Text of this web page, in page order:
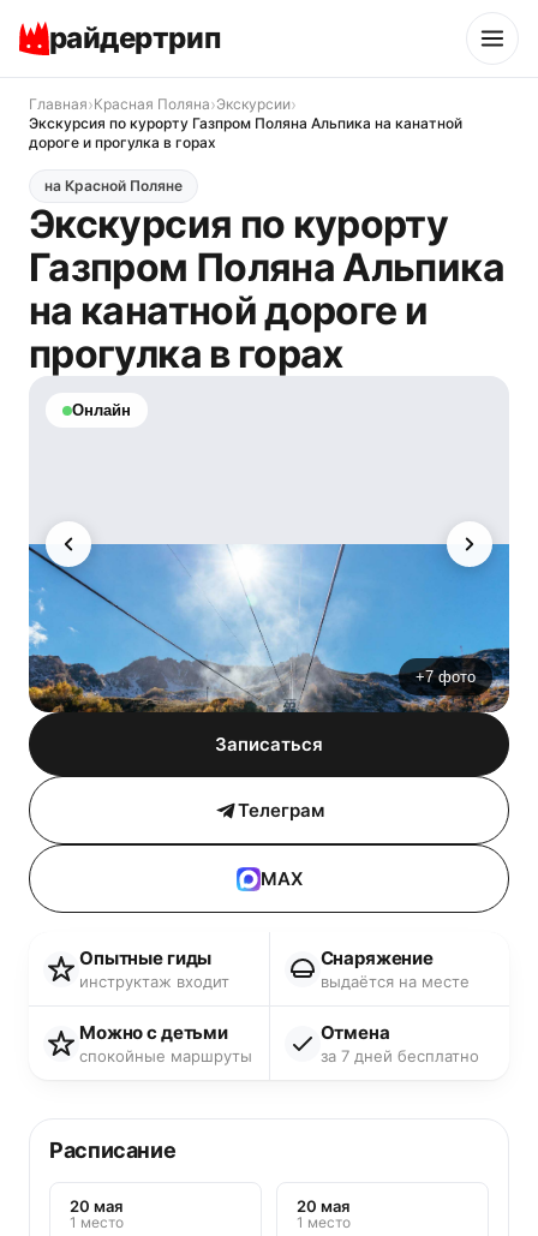
райдертрип
Главная›Красная Поляна›Экскурсии›
Экскурсия по курорту Газпром Поляна Альпика на канатной
дороге и прогулка в горах
на Красной Поляне
Экскурсия по курорту
Газпром Поляна Альпика
на канатной дороге и
прогулка в горах
Записаться
Телеграм
MAX
Онлайн
+7 фото
Опытные гиды
инструктаж входит
Снаряжение
выдаётся на месте
Можно с детьми
спокойные маршруты
Отмена
за 7 дней бесплатно
Расписание
20 мая
1 место
20 мая
1 место